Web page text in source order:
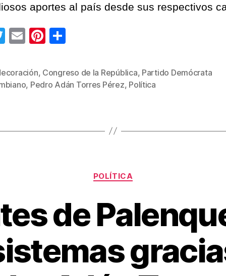
aportes al país desde sus respectivos
T
tt
er
E
ail
Pi
er
e
m
p
, Congreso de la República, Partido Demócrata
, Pedro Adán Torres Pérez, Política
Categorías
POLÍTICA
de